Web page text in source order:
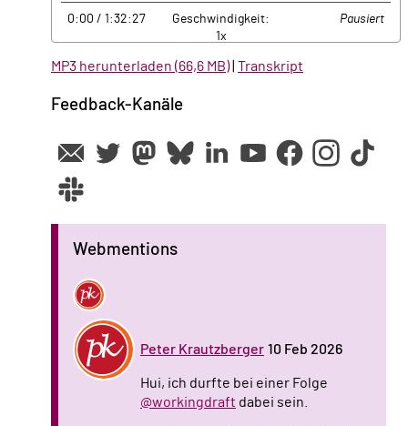
ausblenden
anzeigen
0:00 / 1:32:27
Geschwindigkeit:
1x
Pausiert
MP3 herunterladen (66,6 MB)| Transkript
Feedback-Kanäle
Webmentions
Peter Krautzberger 10 Feb 2026
Hui, ich durfte bei einer Folge
@workingdraft dabei sein.